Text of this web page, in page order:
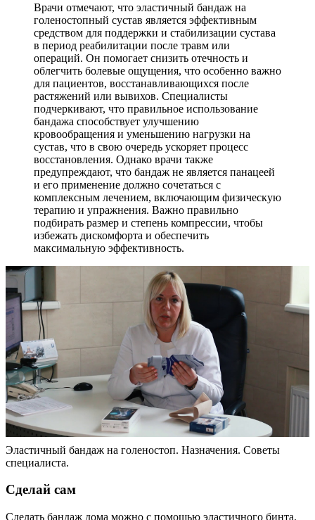
Врачи отмечают, что эластичный бандаж на
голеностопный сустав является эффективным
средством для поддержки и стабилизации сустава
в период реабилитации после травм или
операций. Он помогает снизить отечность и
облегчить болевые ощущения, что особенно важно
для пациентов, восстанавливающихся после
растяжений или вывихов. Специалисты
подчеркивают, что правильное использование
бандажа способствует улучшению
кровообращения и уменьшению нагрузки на
сустав, что в свою очередь ускоряет процесс
восстановления. Однако врачи также
предупреждают, что бандаж не является панацеей
и его применение должно сочетаться с
комплексным лечением, включающим физическую
терапию и упражнения. Важно правильно
подбирать размер и степень компрессии, чтобы
избежать дискомфорта и обеспечить
максимальную эффективность.
Эластичный бандаж на голеностоп. Назначения. Советы
специалиста.
Сделай сам
Сделать бандаж дома можно с помощью эластичного бинта.